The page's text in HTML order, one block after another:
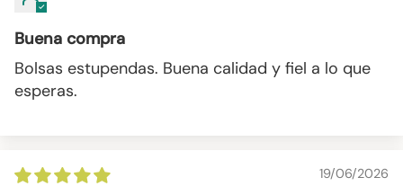
Buena compra
Bolsas estupendas. Buena calidad y fiel a lo que
esperas.
19/06/2026